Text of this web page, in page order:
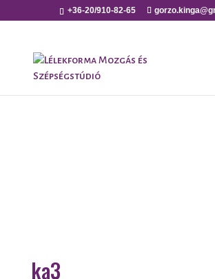
+36-20/910-82-65
ka3